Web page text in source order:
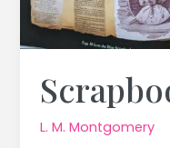
L. M. Montgomery